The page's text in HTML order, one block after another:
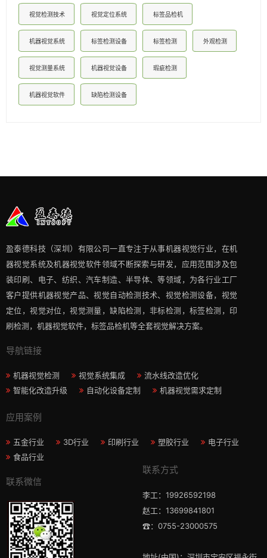
视觉检测技术 视觉定位系统 标签品检机
机器视觉系统 标签检测设备 标签检测 外观检测
视觉测量系统 机器视觉设备 瑕疵检测
机器视觉软件 缺陷检测设备
盈泰德科技（深圳）有限公司一直专注于从事机器视觉行业，在机
器视觉系统及机器视觉软件领域不断探索与研发​，应用范围涉及包
装印刷、电子、纺织、汽车制造、半导体、等领域，为各行业工厂
客户提供机器视觉产品、视觉自动检测技术、视觉检测设备，视觉
定位，视觉对位，视觉测量，缺陷检测，非标检测，标签检测，印
刷检测，机器视觉软件，标签品检机等​全套视觉解决方案​。
导航链接
机器视觉检测 视觉系统集成
流水线改造优化
智能化改造升级
自动化设备定制 机器视觉需求定制
应用案例
五金行业 3D行业 印刷行业 塑胶行业
电子行业
食品行业
联系微信
联系方式
李工：19926592198
赵工：13699841801
☎：0755-23000575